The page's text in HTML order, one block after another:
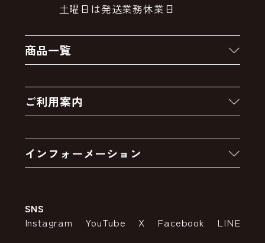
土曜日は発送業務休業日
商品一覧
クーポン
卸販売・大量注文
アウトレットセール
ご利用案内
お支払いについて
インフォーメーション
特定商取引法の表示
SNS
Instagram YouTube X Facebook LINE